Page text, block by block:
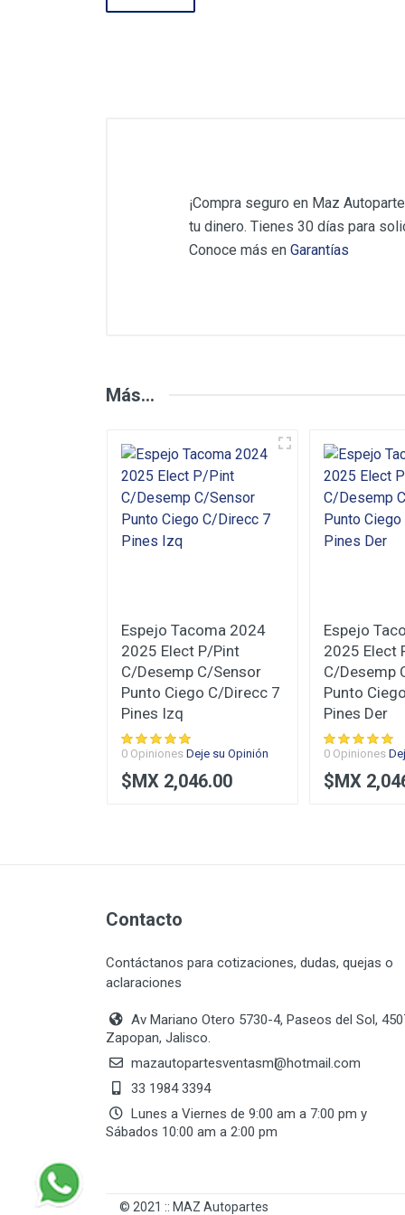
¡Compra seguro en Maz
tu dinero. Tienes 30 días para
Conoce más en Garantías
Puntuación Su
Más...
Espejo Tacoma 2024
2025 Elect P/Pint
C/Desemp C/Sensor
Punto Ciego C/Direcc 7
Pines Izq
0 Opiniones Deje su Opinión
$MX 2,046.00
Espejo
2025 Elect
C/Desemp
Punto
Pines Der
0 Opiniones
$MX
Contacto
Contáctanos para cotizaciones, dudas, quejas o
aclaraciones
Av Mariano Otero 5730-4, Paseos del Sol,
Zapopan, Jalisco.
mazautopartesventasmӏ@hotmail.com
33 1984 3394
Lunes a Viernes de 9:00 am a 7:00 pm y
Sábados 10:00 am a 2:00 pm
© 2021 :: MAZ Autopartes